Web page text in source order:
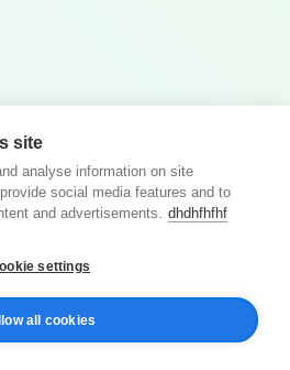
개인정보처리방침 이용 약관
site
analyse information on site
social media features and to
and advertisements. dhdhfhfhf
settings
all cookies